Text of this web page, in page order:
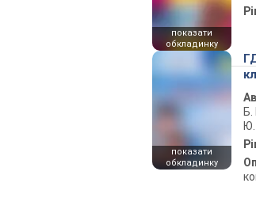
показати
обкладинку
показати
обкладинку
Б.